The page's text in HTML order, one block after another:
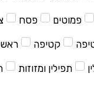
פמוטים פסח
קטיפה
תפילין ומזוזות